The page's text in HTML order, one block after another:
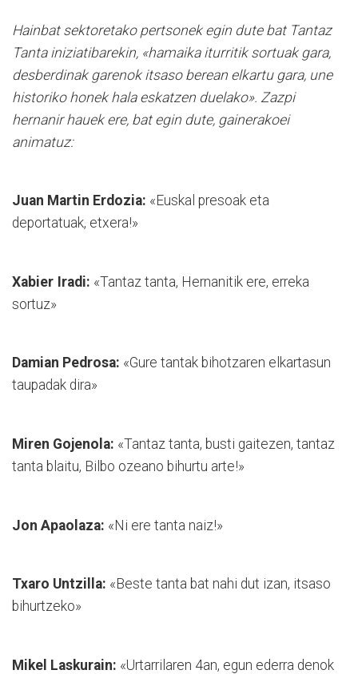
Hainbat sektoretako per­tsonek egin dute bat Tantaz
Tanta ini­zia­tibarekin, «hamaika iturritik sortuak gara,
desberdinak garenok itsaso berean elkartu gara, une
historiko honek hala eskatzen duelako». Zazpi
hernanir hauek ere, bat egin dute, gainerakoei
animatuz:
Juan Martin Erdozia: «Euskal presoak eta
deportatuak, etxera!»
Xabier Iradi: «Tantaz tanta, Hernanitik ere, erreka
sortuz»
Damian Pedrosa: «Gure tantak bihotzaren elkartasun
taupadak dira»
Miren Gojenola: «Tantaz tanta, busti gaitezen, tantaz
tan­ta blaitu, Bilbo ozeano bihurtu arte!»
Jon Apaolaza: «Ni ere tanta naiz!»
Txaro Untzilla: «Beste tanta bat nahi dut izan, itsaso
bihurtzeko»
Mikel Laskurain: «Urtarrilaren 4an, egun ederra denok